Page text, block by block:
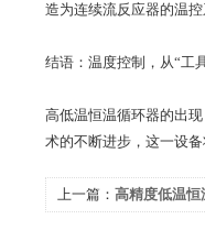
造为连续流反应器的温
结语：温度控制，从“工
高低温恒温循环器的出
术的不断进步，这一设
上一篇： 高精度低温恒